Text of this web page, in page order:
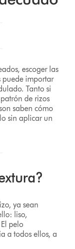
escoger las
puede importar
Tanto si
de rizos
saben cómo
sin aplicar un
ya sean
liso,
pelo
a todos ellos, a